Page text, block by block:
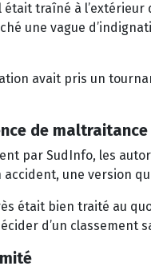
était traîné à
une vague
avait pris un
de
par SudInfo, les
accident, une version
était bien traité au
d’un classement